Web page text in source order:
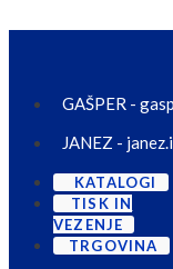
GAŠPER -
JANEZ -
KATALOGI
TISK IN
VEZENJE
TRGOVINA